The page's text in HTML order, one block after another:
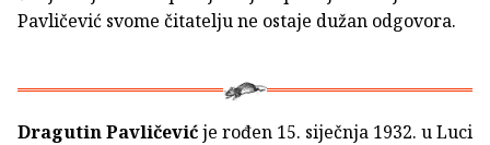
Pavličević svome čitatelju ne ostaje dužan odgovora.
Dragutin Pavličevićje rođen 15. siječnja 1932. u Luci